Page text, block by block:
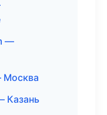
—
Москва
Казань